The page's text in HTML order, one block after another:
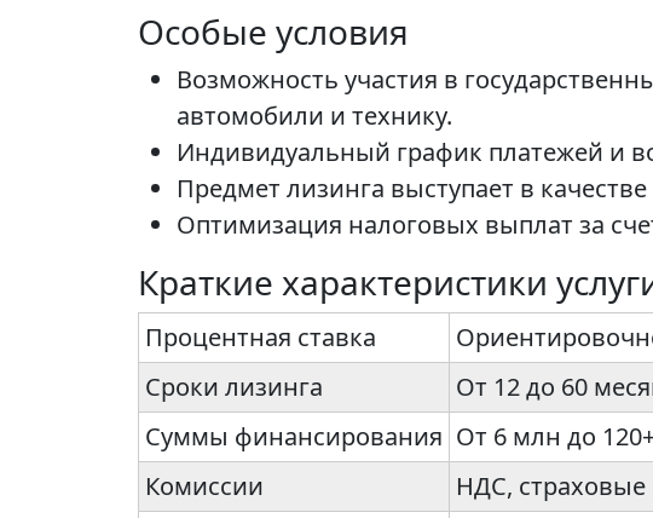
Особые условия
Возможность участия в
автомобили и технику.
Индивидуальный график платежей и
Предмет лизинга выступает в
Оптимизация налоговых выплат за
Краткие характеристики
Процентная ставка
Сроки лизинга
От 12 до 60
Суммы финансирования От 6 млн до
Комиссии
НДС,